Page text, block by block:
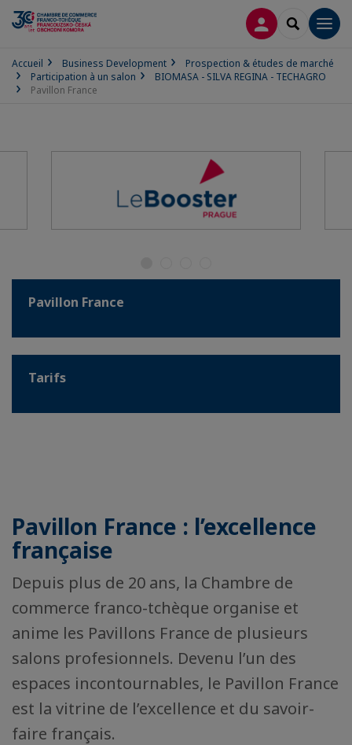
CONNEXION
Accueil Business Development
Prospection & études de marché
Participation à un salon
BIOMASA - SILVA REGINA - TECHAGRO
Pavillon France
Pavillon France
Tarifs
Pavillon France : l’excellence
française
Depuis plus de 20 ans, la Chambre de
commerce franco-tchèque organise et
anime les Pavillons France de plusieurs
salons profesionnels. Devenu l’un des
espaces incontournables, le Pavillon France
est la vitrine de l’excellence et du savoir-
faire français.